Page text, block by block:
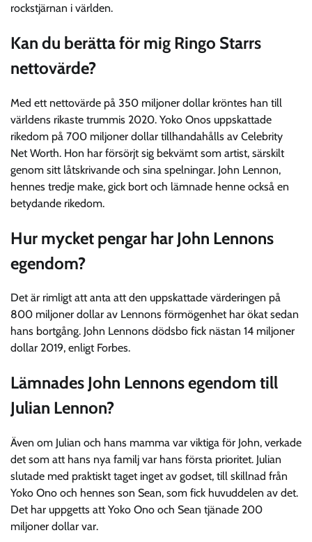
rockstjärnan i världen.
Kan du berätta för mig Ringo Starrs
nettovärde?
Med ett nettovärde på 350 miljoner dollar kröntes han till
världens rikaste trummis 2020. Yoko Onos uppskattade
rikedom på 700 miljoner dollar tillhandahålls av Celebrity
Net Worth. Hon har försörjt sig bekvämt som artist, särskilt
genom sitt låtskrivande och sina spelningar. John Lennon,
hennes tredje make, gick bort och lämnade henne också en
betydande rikedom.
Hur mycket pengar har John Lennons
egendom?
Det är rimligt att anta att den uppskattade värderingen på
800 miljoner dollar av Lennons förmögenhet har ökat sedan
hans bortgång. John Lennons dödsbo fick nästan 14 miljoner
dollar 2019, enligt Forbes.
Lämnades John Lennons egendom till
Julian Lennon?
Även om Julian och hans mamma var viktiga för John, verkade
det som att hans nya familj var hans första prioritet. Julian
slutade med praktiskt taget inget av godset, till skillnad från
Yoko Ono och hennes son Sean, som fick huvuddelen av det.
Det har uppgetts att Yoko Ono och Sean tjänade 200
miljoner dollar var.